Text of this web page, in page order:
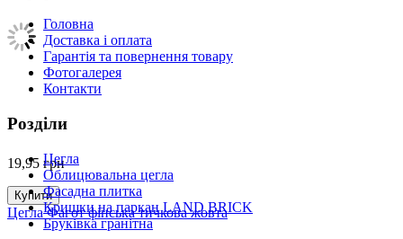
19,95 грн
Купити
Цегла Фагот фінська тичкова жовта
Головна
Доставка і оплата
Гарантія та повернення товару
Фотогалерея
Контакти
Розділи
Цегла
Облицювальна цегла
Фасадна плитка
Кришки на паркан LAND BRICK
Бруківка гранітна